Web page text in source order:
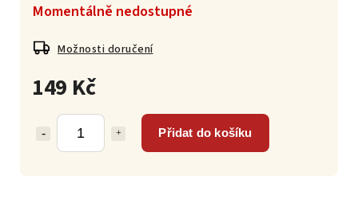
149 Kč
Přidat do košíku
Momentálně nedostupné
Možnosti doručení